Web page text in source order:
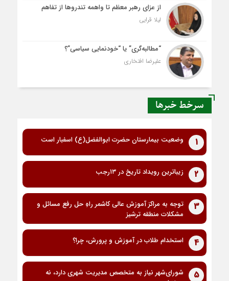
از عزای رهبر معظم تا واهمه تندروها از تفاهم
لیلا قرایی
“مطالبه‌گری” یا “خودنمایی سیاسی”؟
علیرضا افتخاری
سرخط خبرها
1 وضعیت بیمارستان حضرت ابوالفضل(ع) اسفبار است
2 زیباترین رویداد تاریخ در ۱۳رجب
3
توجه به مراکز آموزش عالی کاشمر راهِ حل رفع مسائل و
مشکلات منطقه ترشیز
4 استخدام طلاب در آموزش و پرورش، چرا؟
5
شورای‌شهر نیاز به متخصص مدیریت شهری دارد، نه